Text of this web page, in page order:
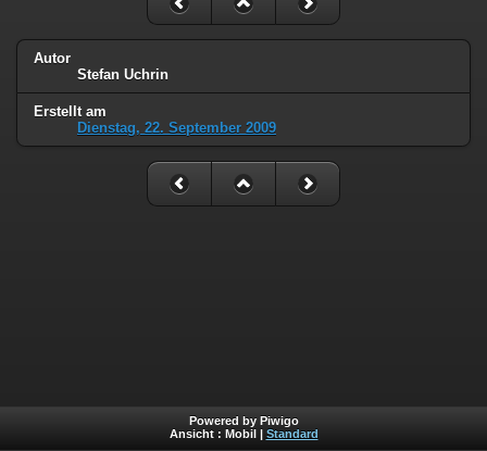
Autor
Stefan Uchrin
Erstellt am
Dienstag, 22. September 2009
Powered by Piwigo
Ansicht : Mobil Standard